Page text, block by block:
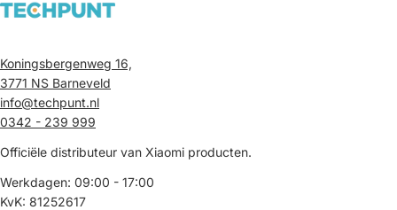
Koningsbergenweg 16,
3771 NS Barneveld
info@techpunt.nl
0342 - 239 999
Officiële distributeur van Xiaomi producten.
Werkdagen: 09:00 - 17:00
KvK: 81252617